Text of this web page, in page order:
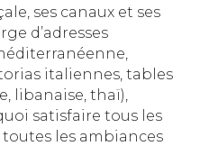
ses canaux et ses
d’adresses
italiennes, tables
libanaise, thaï),
satisfaire tous les
les ambiances